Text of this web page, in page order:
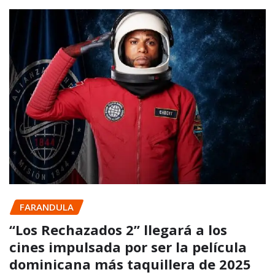
FARANDULA
“Los Rechazados 2” llegará a los
cines impulsada por ser la película
dominicana más taquillera de 2025